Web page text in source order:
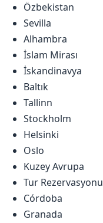
Özbekistan
Sevilla
Alhambra
İslam Mirası
İskandinavya
Baltık
Tallinn
Stockholm
Helsinki
Oslo
Kuzey Avrupa
Tur Rezervasyonu
Córdoba
Granada